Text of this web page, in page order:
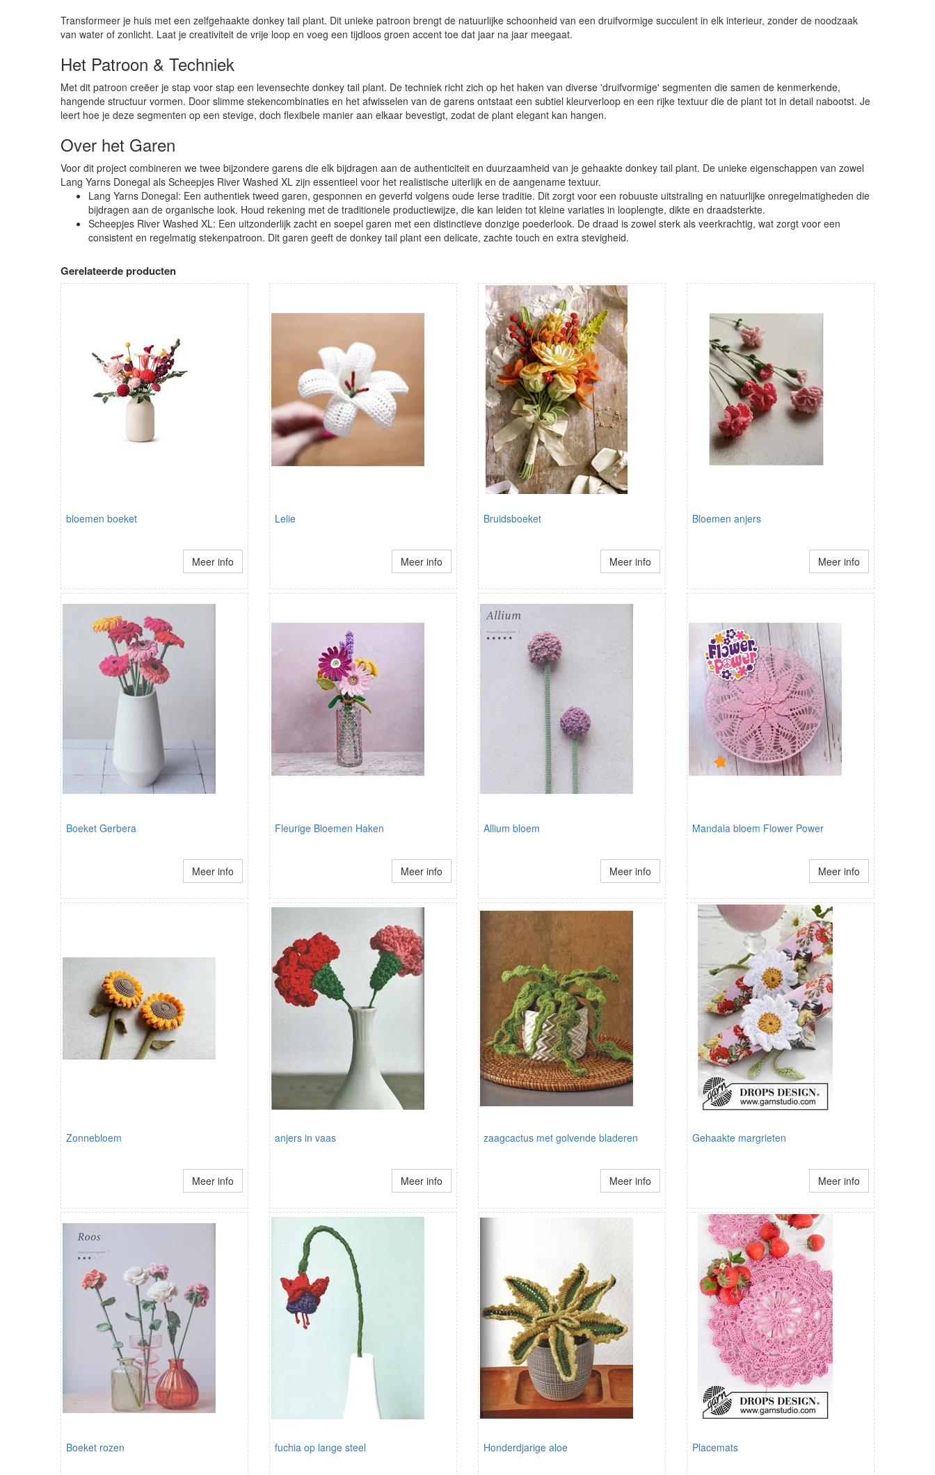
Transformeer je huis met een zelfgehaakte donkey tail plant. Dit unieke patroon brengt de natuurlijke schoonheid van een druifvormige succulent in elk interieur, zonder de noodzaak
van water of zonlicht. Laat je creativiteit de vrije loop en voeg een tijdloos groen accent toe dat jaar na jaar meegaat.
Het Patroon & Techniek
Met dit patroon creëer je stap voor stap een levensechte donkey tail plant. De techniek richt zich op het haken van diverse 'druifvormige' segmenten die samen de kenmerkende,
hangende structuur vormen. Door slimme stekencombinaties en het afwisselen van de garens ontstaat een subtiel kleurverloop en een rijke textuur die de plant tot in detail nabootst. Je
leert hoe je deze segmenten op een stevige, doch flexibele manier aan elkaar bevestigt, zodat de plant elegant kan hangen.
Over het Garen
Voor dit project combineren we twee bijzondere garens die elk bijdragen aan de authenticiteit en duurzaamheid van je gehaakte donkey tail plant. De unieke eigenschappen van zowel
Lang Yarns Donegal als Scheepjes River Washed XL zijn essentieel voor het realistische uiterlijk en de aangename textuur.
Lang Yarns Donegal: Een authentiek tweed garen, gesponnen en geverfd volgens oude Ierse traditie. Dit zorgt voor een robuuste uitstraling en natuurlijke onregelmatigheden die
bijdragen aan de organische look. Houd rekening met de traditionele productiewijze, die kan leiden tot kleine variaties in looplengte, dikte en draadsterkte.
Scheepjes River Washed XL: Een uitzonderlijk zacht en soepel garen met een distinctieve donzige poederlook. De draad is zowel sterk als veerkrachtig, wat zorgt voor een
consistent en regelmatig stekenpatroon. Dit garen geeft de donkey tail plant een delicate, zachte touch en extra stevigheid.
Gerelateerde producten
bloemen boeket
Meer info
Lelie
Meer info
Bruidsboeket
Meer info
Bloemen anjers
Meer info
Boeket Gerbera
Meer info
Fleurige Bloemen Haken
Meer info
Allium bloem
Meer info
Mandala bloem Flower Power
Meer info
Zonnebloem
Meer info
anjers in vaas
Meer info
zaagcactus met golvende bladeren
Meer info
Gehaakte margrieten
Meer info
Boeket rozen fuchia op lange steel Honderdjarige aloe Placemats